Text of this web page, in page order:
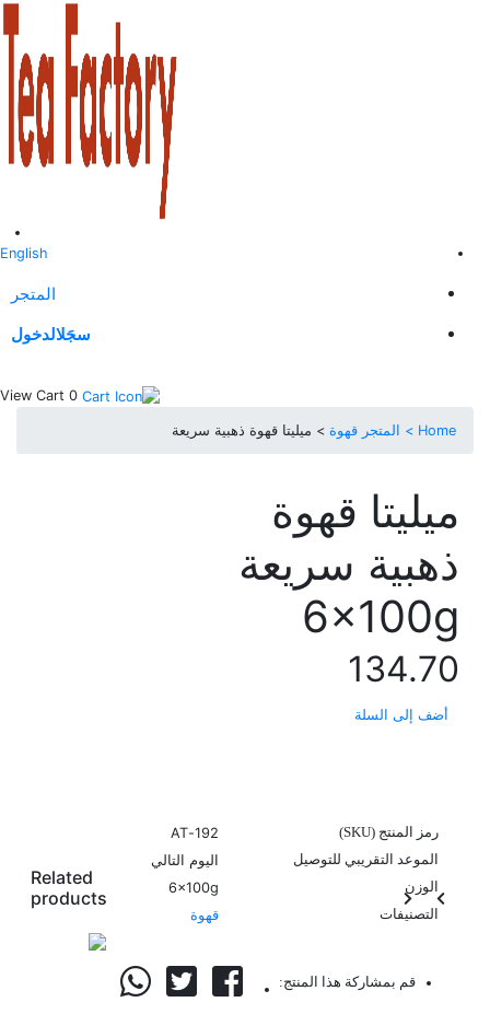
English
المتجر
سجَلالدخول
0
View Cart
Home > المتجر قهوة > ميليتا قهوة ذهبية سريعة
ميليتا قهوة
ذهبية سريعة
6x100g
134.70
أضف إلى السلة
رمز المنتج (SKU) 192-AT
الموعد التقريبي للتوصيل اليوم التالي
الوزن 6x100g
التصنيفات قهوة
قم بمشاركة هذا المنتج:
Related
products